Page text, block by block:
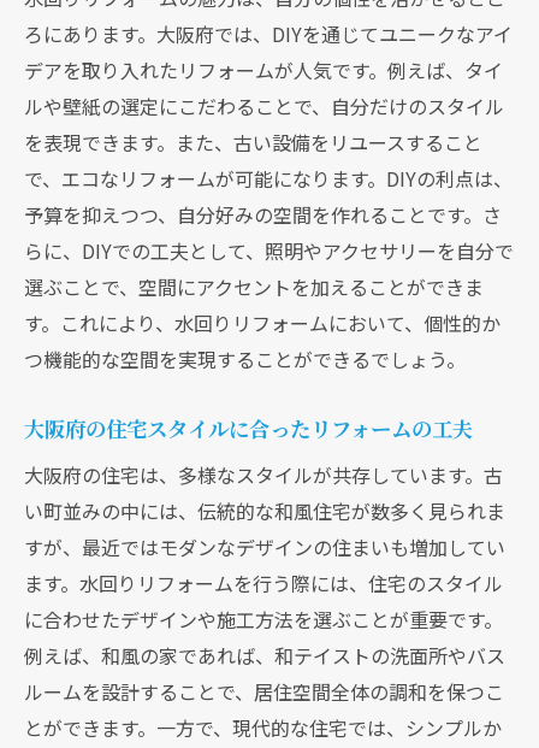
DIY水回りリフォームの基礎知識とは
大阪府の特性を踏まえた水回りリフォーム
の法規
材料選びのポイントとおすすめの購入場所
配管や電気工事での注意点と資格の必要性
基礎から学ぶ水回り設備のメンテナンス方
法
効率的なリフォームを実現するための計画
の立て方
すること
リフォームプランを立てる前に必要な準備
作業
大阪府でのDIYの法的手続きと許可申請
プロジェクトを円滑に進めるためのスケジ
ュール管理
リフォーム予算の立て方とコスト削減のコ
ツ
必要な工具と材料のリストアップ方法
ろにあります。大阪府では、DIYを通じてユニークなアイ
デアを取り入れたリフォームが人気です。例えば、タイ
ルや壁紙の選定にこだわることで、自分だけのスタイル
を表現できます。また、古い設備をリユースすること
で、エコなリフォームが可能になります。DIYの利点は、
予算を抑えつつ、自分好みの空間を作れることです。さ
らに、DIYでの工夫として、照明やアクセサリーを自分で
選ぶことで、空間にアクセントを加えることができま
す。これにより、水回りリフォームにおいて、個性的か
つ機能的な空間を実現することができるでしょう。
大阪府の住宅スタイルに合ったリフォームの工夫
大阪府の住宅は、多様なスタイルが共存しています。古
い町並みの中には、伝統的な和風住宅が数多く見られま
すが、最近ではモダンなデザインの住まいも増加してい
ます。水回りリフォームを行う際には、住宅のスタイル
に合わせたデザインや施工方法を選ぶことが重要です。
例えば、和風の家であれば、和テイストの洗面所やバス
ルームを設計することで、居住空間全体の調和を保つこ
とができます。一方で、現代的な住宅では、シンプルか